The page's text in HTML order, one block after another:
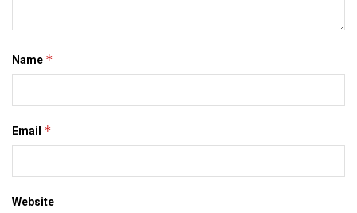
Name *
Email *
Website